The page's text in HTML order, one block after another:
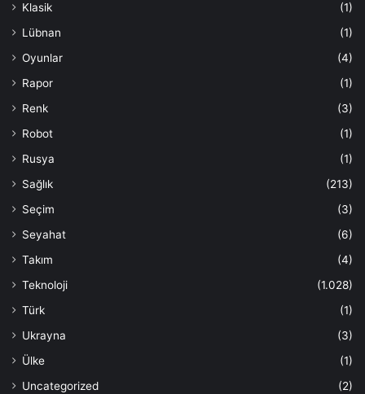
Klasik
(1)
Lübnan
(1)
Oyunlar
(4)
Rapor
(1)
Renk
(3)
Robot
(1)
Rusya
(1)
Sağlık
(213)
Seçim
(3)
Seyahat
(6)
Takım
(4)
Teknoloji
(1.028)
Türk
(1)
Ukrayna
(3)
Ülke
(1)
Uncategorized
(2)